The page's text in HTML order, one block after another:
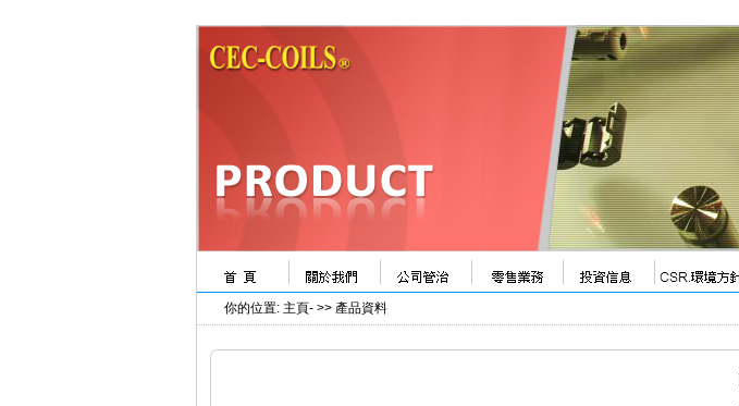
你的位置: 主頁- >> 產品資料